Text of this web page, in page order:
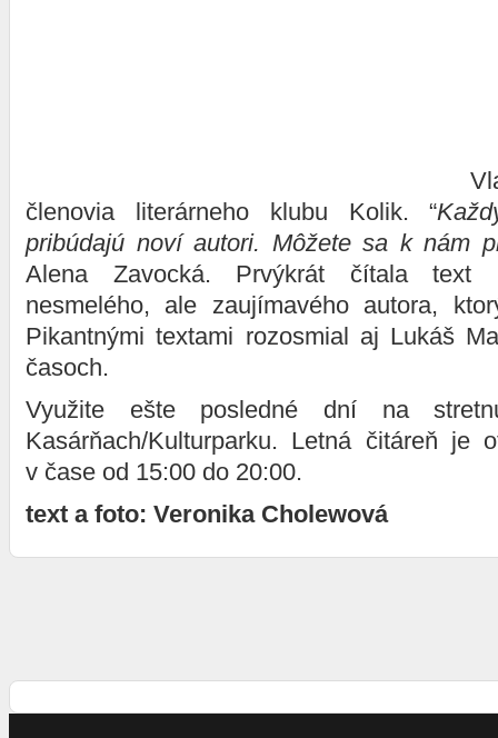
členovia literárneho klubu Kolik. “
pribúdajú noví autori. Môžete sa k nám
Alena Zavocká. Prvýkrát čítala text
nesmelého, ale zaujímavého autora,
Pikantnými textami rozosmial aj Lukáš
časoch.
Využite ešte posledné dní na
Kasárňach/Kulturparku. Letná čitáreň je
v čase od 15:00 do 20:00.
text a foto: Veronika Cholewová